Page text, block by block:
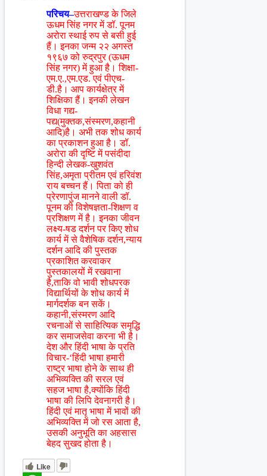
परिचय–उत्तराखण्ड के जिले
ऊधम सिंह नगर में डॉ. पूनम
अरोरा स्थाई रुप से बसी हुई
हैं। इनका जन्म २२ अगस्त
१९६७ को रुद्रपुर (ऊधम
सिंह नगर) में हुआ है। शिक्षा-
एम.ए.,एम.एड. एवं पीएच-
डी.है। आप कार्यक्षेत्र में
शिक्षिका हैं। इनकी लेखन
विधा गद्य-
पद्य(मुक्तक,संस्मरण,कहानी
आदि)है। अभी तक शोध कार्य
का प्रकाशन हुआ है। डॉ.
अरोरा की दृष्टि में पसंदीदा
हिन्दी लेखक-खुशवंत
सिंह,अमृता प्रीतम एवं हरिवंश
राय बच्चन हैं। पिता को ही
प्रेरणापुंज मानने वाली डॉ.
पूनम की विशेषज्ञता-शिक्षण व
प्रशिक्षण में है। इनका जीवन
लक्ष्य-षड दर्शन पर किए शोध
कार्य में से वैशेषिक दर्शन,न्याय
दर्शन आदि की पुस्तक
प्रकाशित करवाकर
पुस्तकालयों में रखवाना
है,ताकि वो भावी शोधपरक
विद्यार्थियों के शोध कार्य में
मार्गदर्शक बन सकें।
कहानी,संस्मरण आदि
रचनाओं से साहित्यिक समृद्धि
कर समाजसेवा करना भी है।
देश और हिंदी भाषा के प्रति
विचार-‘हिंदी भाषा हमारी
राष्ट्र भाषा होने के साथ ही
अभिव्यक्ति की सरल एवं
सहज भाषा है,क्योंकि हिंदी
भाषा की लिपि देवनागरी है।
हिंदी एवं मातृ भाषा में भावों की
अभिव्यक्ति में जो रस आता है,
उसकी अनुभूति का अहसास
बेहद सुखद होता है।
Like